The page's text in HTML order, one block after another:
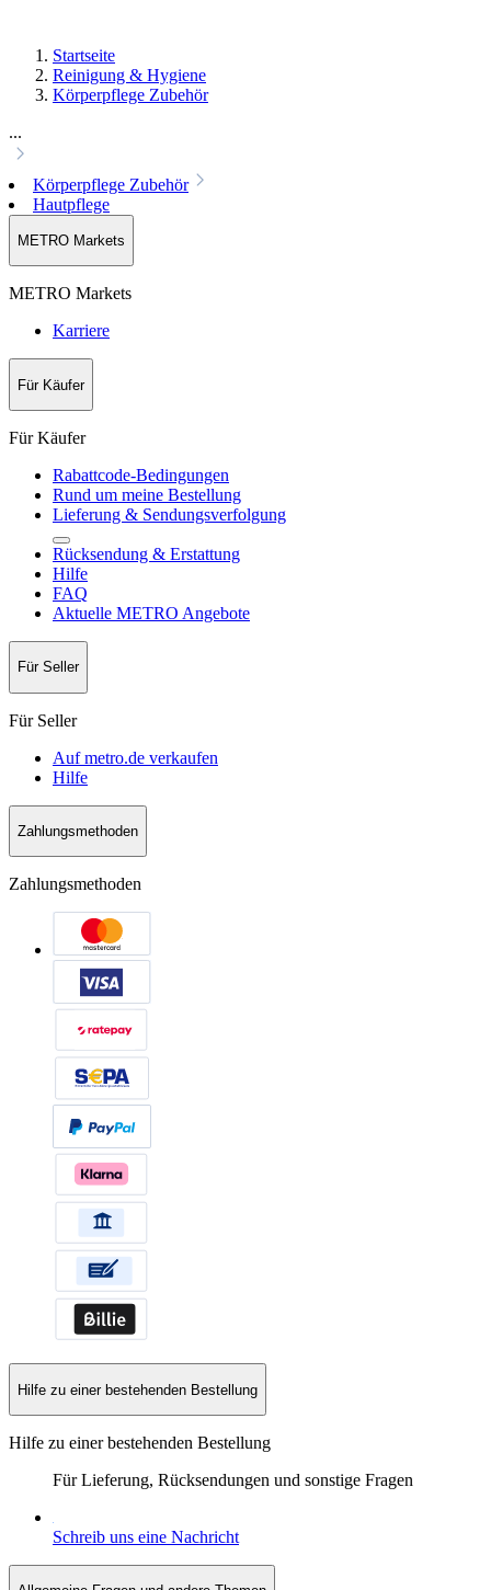
Startseite
Reinigung & Hygiene
Körperpflege Zubehör
...
Körperpflege Zubehör
Hautpflege
METRO Markets
METRO Markets
Karriere
Für Käufer
Für Käufer
Rabattcode-Bedingungen
Rund um meine Bestellung
Lieferung & Sendungsverfolgung
Rücksendung & Erstattung
Hilfe
FAQ
Aktuelle METRO Angebote
Für Seller
Für Seller
Auf metro.de verkaufen
Hilfe
Zahlungsmethoden
Zahlungsmethoden
Hilfe zu einer bestehenden Bestellung
Hilfe zu einer bestehenden Bestellung
Für Lieferung, Rücksendungen und sonstige Fragen
Schreib uns eine Nachricht